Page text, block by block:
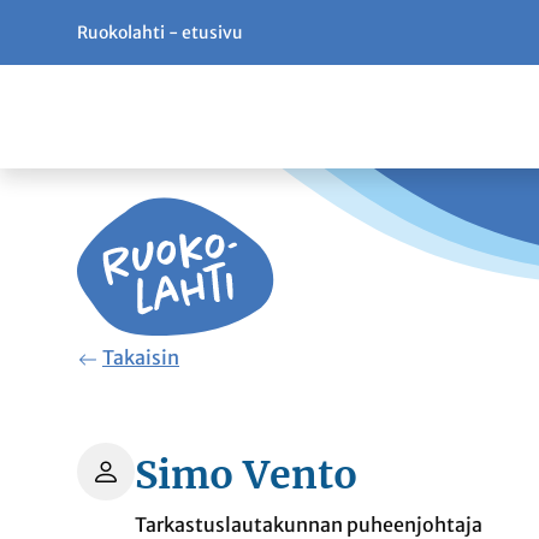
Siirry pääsisältöön
Ruokolahti - etusivu
Takaisin
Simo Vento
Tarkastuslautakunnan puheenjohtaja